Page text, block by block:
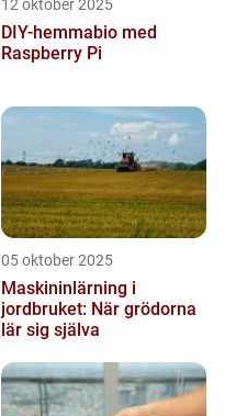
12 oktober 2025
DIY-hemmabio med
Raspberry Pi
05 oktober 2025
Maskininlärning i
jordbruket: När grödorna
lär sig själva